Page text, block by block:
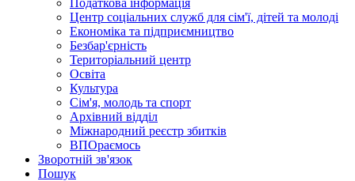
Податкова інформація
Центр соціальних служб для сім'ї, дітей та молоді
Економіка та підприємництво
Безбар'єрність
Територіальний центр
Освіта
Культура
Сім'я, молодь та спорт
Архівний відділ
Міжнародний реєстр збитків
ВПОраємось
Зворотній зв'язок
Пошук